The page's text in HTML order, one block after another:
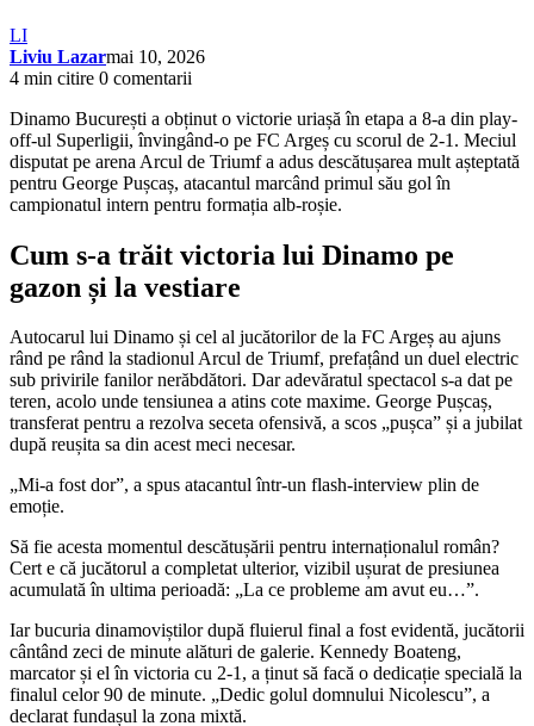
LI
Liviu Lazarmai 10, 2026
4 min citire 0 comentarii
Dinamo București a obținut o victorie uriașă în etapa a 8-a din play-
off-ul Superligii, învingând-o pe FC Argeș cu scorul de 2-1. Meciul
disputat pe arena Arcul de Triumf a adus descătușarea mult așteptată
pentru George Pușcaș, atacantul marcând primul său gol în
campionatul intern pentru formația alb-roșie.
Cum s-a trăit victoria lui Dinamo pe
gazon și la vestiare
Autocarul lui Dinamo și cel al jucătorilor de la FC Argeș au ajuns
rând pe rând la stadionul Arcul de Triumf, prefațând un duel electric
sub privirile fanilor nerăbdători. Dar adevăratul spectacol s-a dat pe
teren, acolo unde tensiunea a atins cote maxime. George Pușcaș,
transferat pentru a rezolva seceta ofensivă, a scos „pușca” și a jubilat
după reușita sa din acest meci necesar.
„Mi-a fost dor”, a spus atacantul într-un flash-interview plin de
emoție.
Să fie acesta momentul descătușării pentru internaționalul român?
Cert e că jucătorul a completat ulterior, vizibil ușurat de presiunea
acumulată în ultima perioadă: „La ce probleme am avut eu…”.
Iar bucuria dinamoviștilor după fluierul final a fost evidentă, jucătorii
cântând zeci de minute alături de galerie. Kennedy Boateng,
marcator și el în victoria cu 2-1, a ținut să facă o dedicație specială la
finalul celor 90 de minute. „Dedic golul domnului Nicolescu”, a
declarat fundașul la zona mixtă.